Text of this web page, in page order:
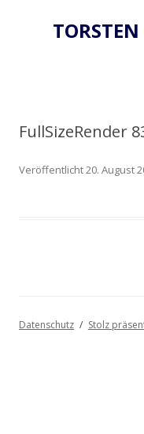
FullSizeRender
Veröffentlicht20. August
Datenschutz Stolz